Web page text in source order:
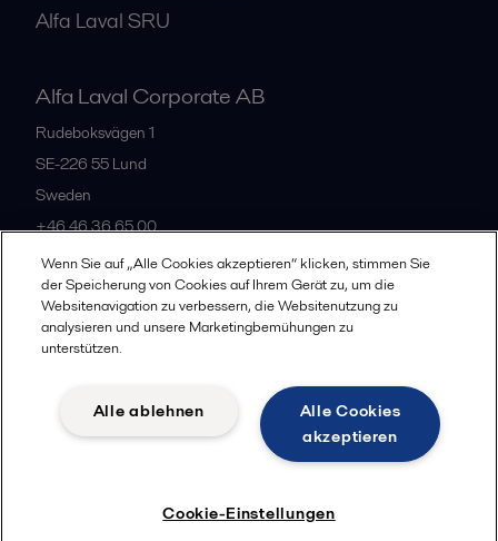
Alfa Laval SRU
Alfa Laval Corporate AB
Rudeboksvägen 1
SE-226 55 Lund
Sweden
+46 46 36 65 00
All offices
© 2015-2026, ALFA LAVAL
Community guidelines
Legal terms and conditions
Wenn Sie auf „Alle Cookies akzeptieren“ klicken, stimmen Sie
der Speicherung von Cookies auf Ihrem Gerät zu, um die
Websitenavigation zu verbessern, die Websitenutzung zu
analysieren und unsere Marketingbemühungen zu
unterstützen.
Alle Cookies
akzeptieren
Alle ablehnen
Cookie-Einstellungen